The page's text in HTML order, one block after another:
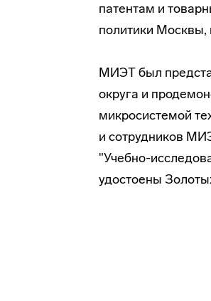
патентам и
политики Москвы,
МИЭТ был
округа и
микросистемой
и сотрудников
"Учебно-
удостоены